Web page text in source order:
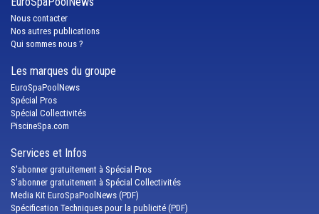
Nous contacter
Nos autres publications
Qui sommes nous ?
Les marques du groupe
EuroSpaPoolNews
Spécial Pros
Spécial Collectivités
PiscineSpa.com
Services et Infos
S'abonner gratuitement à Spécial Pros
S'abonner gratuitement à Spécial Collectivités
Media Kit EuroSpaPoolNews (PDF)
Spécification Techniques pour la publicité (PDF)